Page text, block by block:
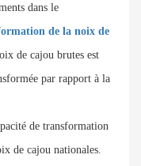
dans le
de la noix de
de cajou brutes est
par rapport à la
de transformation
de cajou nationales.